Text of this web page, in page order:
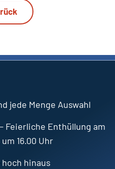
jede Menge Auswahl
Feierliche Enthüllung am
16.00 Uhr
hinaus